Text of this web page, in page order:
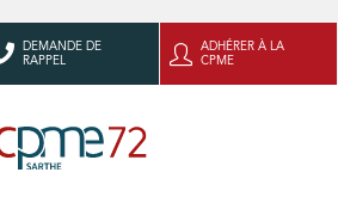
DEMANDE DE
RAPPEL
ADHÉRER À LA
CPME